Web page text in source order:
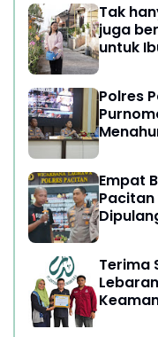
Tak
juga
untuk
Polres
Empat
Terima